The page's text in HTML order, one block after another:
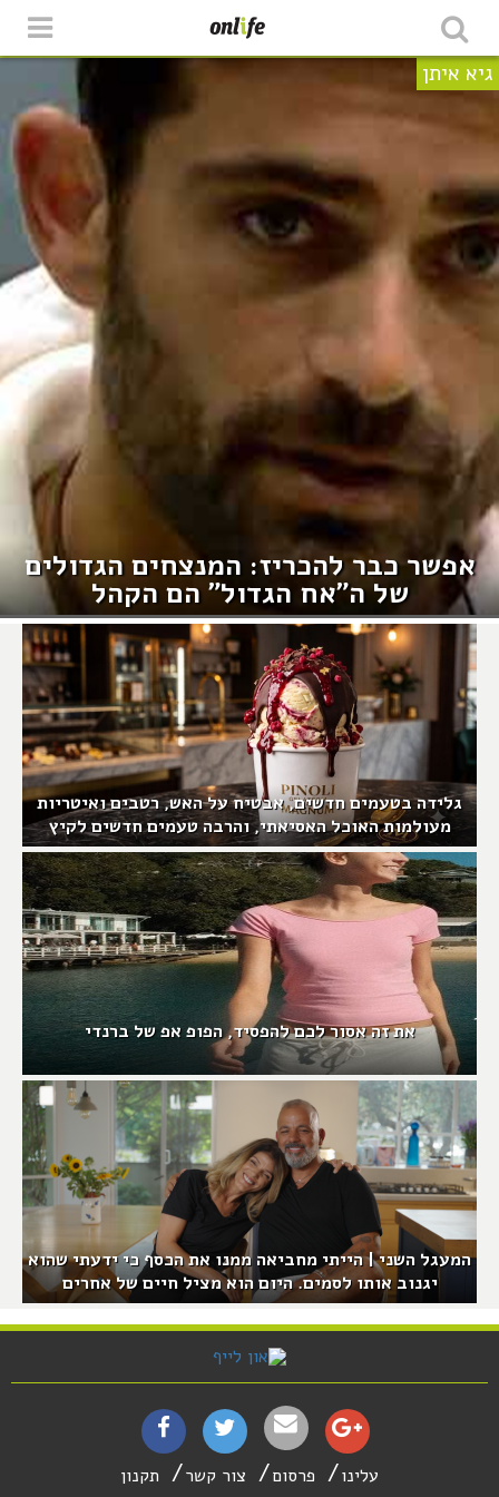
גיא איתן
אפשר כבר להכריז: המנצחים הגדולים
של ה"אח הגדול" הם הקהל
גלידה בטעמים חדשים, אבטיח על האש, רטבים ואיטריות
מעולמות האוכל האסיאתי, והרבה טעמים חדשים לקיץ
את זה אסור לכם להפסיד, הפופ אפ של ברנדי
המעגל השני | הייתי מחביאה ממנו את הכסף כי ידעתי שהוא
יגנוב אותו לסמים. היום הוא מציל חיים של אחרים
עלינו פרסום צור קשר תקנון